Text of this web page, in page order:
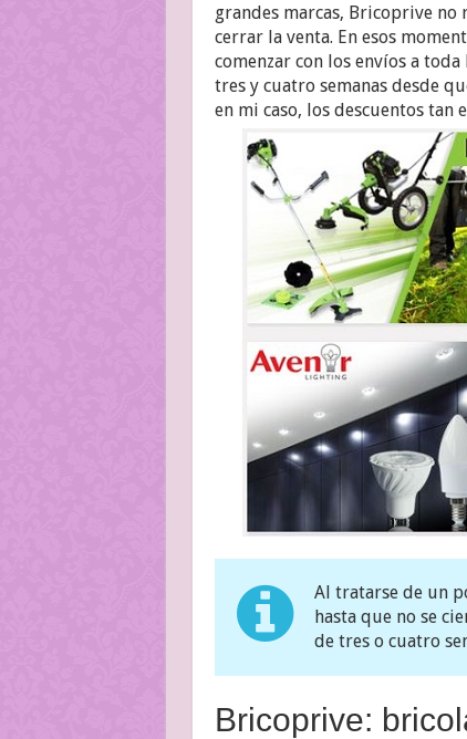
grandes marcas, Bricoprive no
cerrar la venta. En esos
comenzar con los envíos a
tres y cuatro semanas desde
en mi caso, los descuentos tan
Al tratarse de un
hasta que no se
de tres o cuatro
Bricoprive: